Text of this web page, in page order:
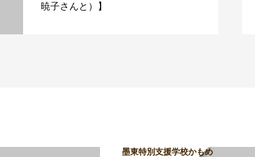
暁子さんと）】
墨東特別支援学校かもめ